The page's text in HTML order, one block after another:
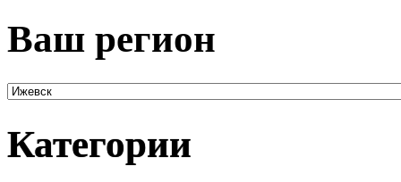
Ваш регион
Категории